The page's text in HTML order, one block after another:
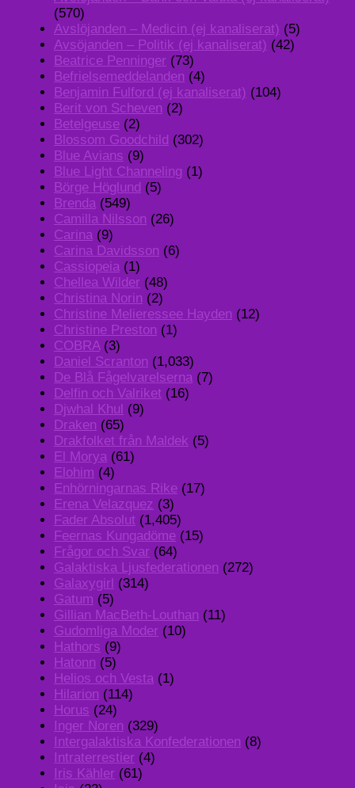
(570)
Avslöjanden – Medicin (ej kanaliserat) (5)
Avsöjanden – Politik (ej kanaliserat) (42)
Beatrice Penninger (73)
Befrielsemeddelanden (4)
Benjamin Fulford (ej kanaliserat) (104)
Berit von Scheven (2)
Betelgeuse (2)
Blossom Goodchild (302)
Blue Avians (9)
Blue Light Channeling (1)
Börge Höglund (5)
Brenda (549)
Camilla Nilsson (26)
Carina (9)
Carina Davidsson (6)
Cassiopeia (1)
Chellea Wilder (48)
Christina Norin (2)
Christine Melieressee Hayden (12)
Christine Preston (1)
COBRA(3)
Daniel Scranton (1,033)
De Blå Fågelvarelserna (7)
Delfin och Valriket (16)
Djwhal Khul (9)
Draken (65)
Drakfolket från Maldek (5)
El Morya (61)
Elohim (4)
Enhörningarnas Rike (17)
Erena Velazquez (3)
Fader Absolut (1,405)
Feernas Kungadöme (15)
Frågor och Svar (64)
Galaktiska Ljusfederationen (272)
Galaxygirl (314)
Gatum (5)
Gillian MacBeth-Louthan (11)
Gudomliga Moder (10)
Hathors (9)
Hatonn (5)
Helios och Vesta (1)
Hilarion (114)
Horus (24)
Inger Noren (329)
Intergalaktiska Konfederationen (8)
Intraterrestier (4)
Iris Kähler (61)